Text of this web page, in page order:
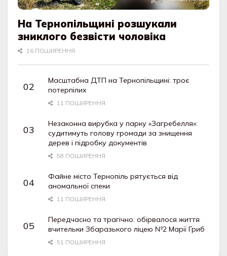
На Тернопільщині розшукали
зниклого безвісти чоловіка
16 ПОШИРЕННЯ
Масштабна ДТП на Тернопільщині: троє
потерпілих
11 ПОШИРЕННЯ
Незаконна вирубка у парку «Загребелля»:
судитимуть голову громади за знищення
дерев і підробку документів
58 ПОШИРЕННЯ
Файне місто Тернопіль рятується від
аномальної спеки
11 ПОШИРЕННЯ
Передчасно та трагічно: обірвалося життя
вчительки Збаразького ліцею №2 Марії Гриб
51 ПОШИРЕННЯ